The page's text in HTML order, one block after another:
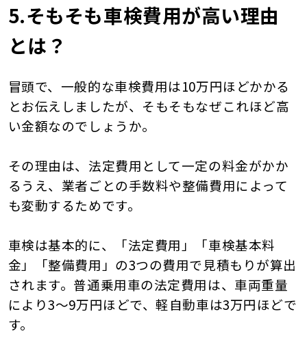
5.そもそも車検費用が高い理由
とは？
冒頭で、一般的な車検費用は10万円ほどかかる
とお伝えしましたが、そもそもなぜこれほど高
い金額なのでしょうか。
その理由は、法定費用として一定の料金がかか
るうえ、業者ごとの手数料や整備費用によって
も変動するためです。
車検は基本的に、「法定費用」「車検基本料
金」「整備費用」の3つの費用で見積もりが算出
されます。普通乗用車の法定費用は、車両重量
により3〜9万円ほどで、軽自動車は3万円ほどで
す。